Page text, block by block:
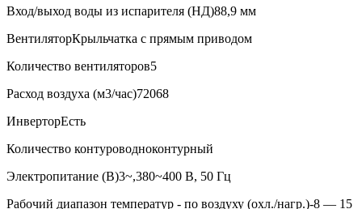
Вход/выход воды из испарителя (НД)88,9 мм
ВентиляторКрыльчатка с прямым приводом
Количество вентиляторов5
Расход воздуха (м3/час)72068
ИнверторЕсть
Количество контуроводноконтурный
Электропитание (В)3~,380~400 В, 50 Гц
Рабочий диапазон температур - по воздуху (охл./нагр.)-8 — 15